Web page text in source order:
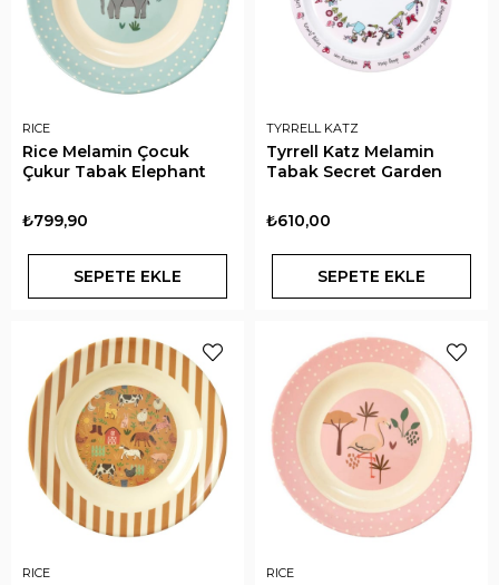
RICE
Rice Melamin Çocuk
Çukur Tabak Elephant
₺799,90
SEPETE EKLE
TYRRELL KATZ
Tyrrell Katz Melamin
Tabak Secret Garden
₺610,00
SEPETE EKLE
RICE RICE